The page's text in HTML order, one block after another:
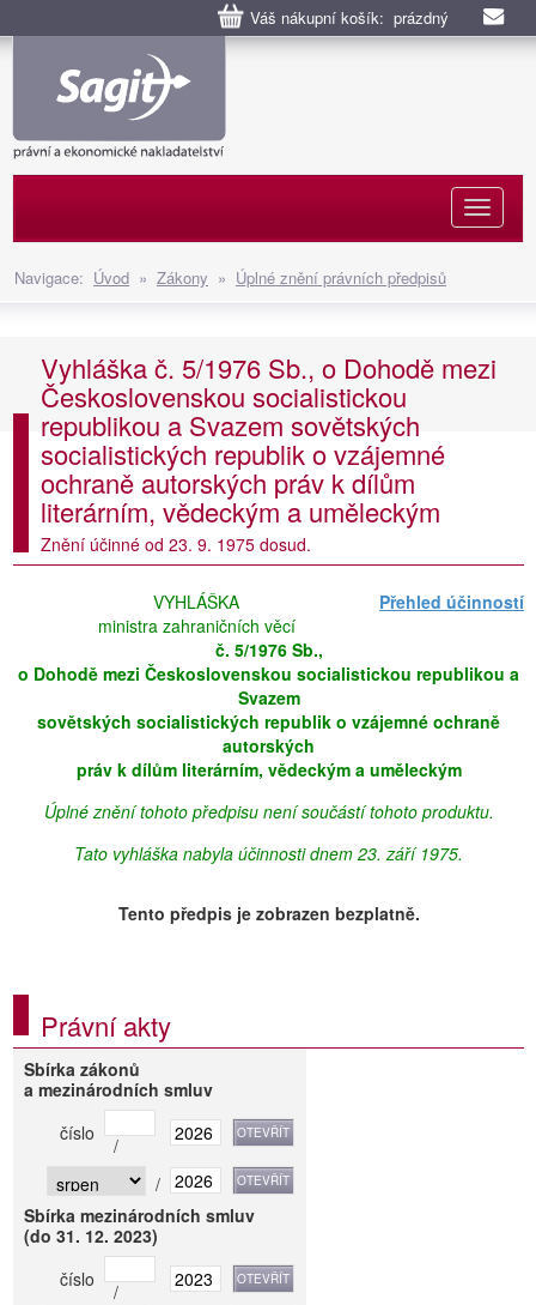
Váš nákupní košík: prázdný
Navigace: Úvod » Zákony » Úplné znění právních předpisů
Vyhláška č. 5/1976 Sb., o Dohodě mezi
Československou socialistickou
republikou a Svazem sovětských
socialistických republik o vzájemné
ochraně autorských práv k dílům
literárním, vědeckým a uměleckým
Znění účinné od 23. 9. 1975 dosud.
Přehled účinností
VYHLÁŠKA
ministra zahraničních věcí
č. 5/1976 Sb.,
o Dohodě mezi Československou socialistickou republikou a
Svazem
sovětských socialistických republik o vzájemné ochraně
autorských
práv k dílům literárním, vědeckým a uměleckým
Úplné znění tohoto předpisu není součástí tohoto produktu.
Tato vyhláška nabyla účinnosti dnem 23. září 1975.
Tento předpis je zobrazen bezplatně.
Právní akty
Sbírka zákonů
a mezinárodních smluv
číslo
/
/
Sbírka mezinárodních smluv
(do 31. 12. 2023)
číslo
/